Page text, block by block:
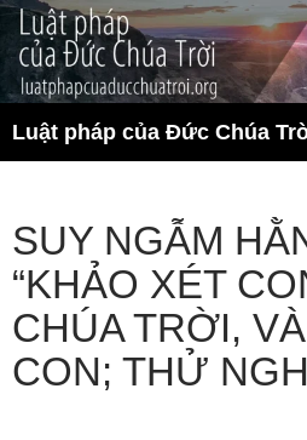
Chuyển
đến
nội
dung
Luật pháp của Đức Chúa
kiếm
SUY NGẪM
“KHẢO XÉT
CHÚA TRỜI,
CON; THỬ